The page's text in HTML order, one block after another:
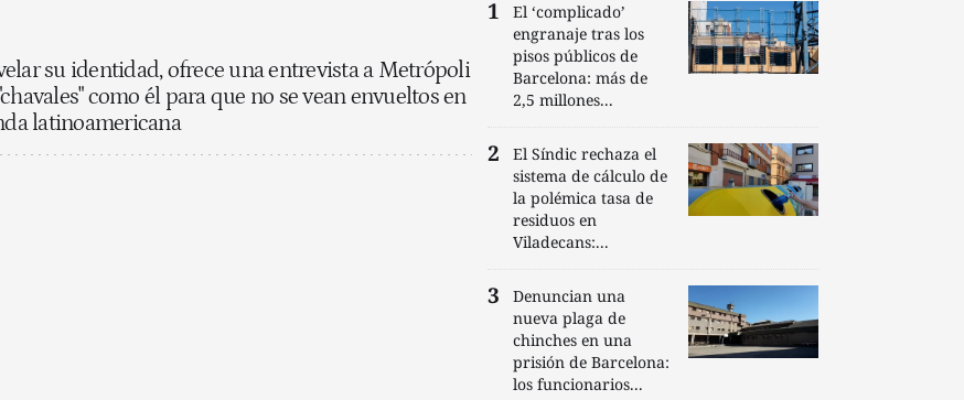
su identidad, ofrece una entrevista a Metrópoli
como él para que no se vean envueltos en
latinoamericana
El ‘complicado’
engranaje tras los
pisos públicos de
Barcelona: más de
2,5 millones...
El Síndic rechaza el
sistema de cálculo de
la polémica tasa de
residuos en
Viladecans:...
Denuncian una
nueva plaga de
chinches en una
prisión de Barcelona:
los funcionarios...